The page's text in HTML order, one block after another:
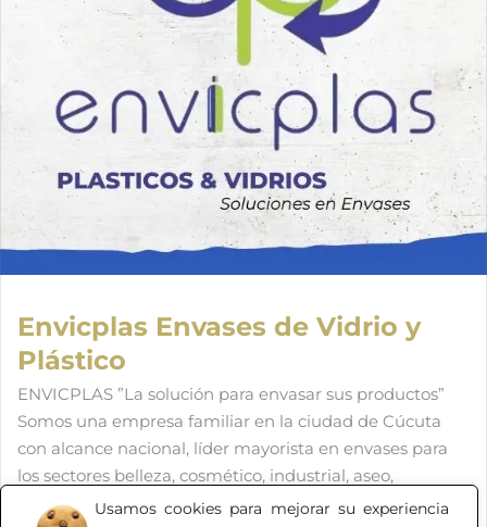
Usamos cookies para mejorar su experiencia
Envicplas Envases de Vidrio y
Plástico
ENVICPLAS ”La solución para envasar sus productos”
Somos una empresa familiar en la ciudad de Cúcuta
con alcance nacional, líder mayorista en envases para
los sectores belleza, cosmético, industrial, aseo,
alimentos y farmacéutico. Venta y comercialización de